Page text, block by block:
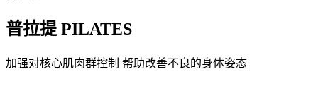
普拉提 PILATES
加强对核心肌肉群控制 帮助改善不良的身体姿态